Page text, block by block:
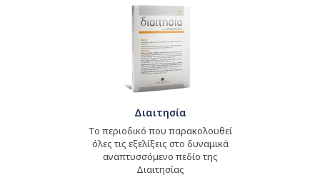
Διαιτησία
Το περιοδικό που παρακολουθεί
όλες τις εξελίξεις στο δυναμικά
αναπτυσσόμενο πεδίο της
Διαιτησίας